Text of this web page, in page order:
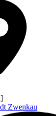
Zwenkau